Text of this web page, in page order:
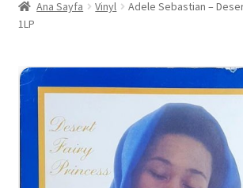
Ana Sayfa Vinyl
Adele Sebastian –
1LP